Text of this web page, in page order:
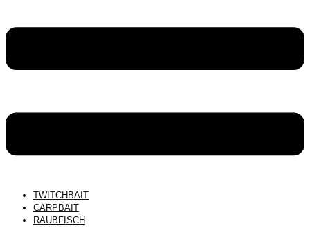
TWITCHBAIT
CARPBAIT
RAUBFISCH